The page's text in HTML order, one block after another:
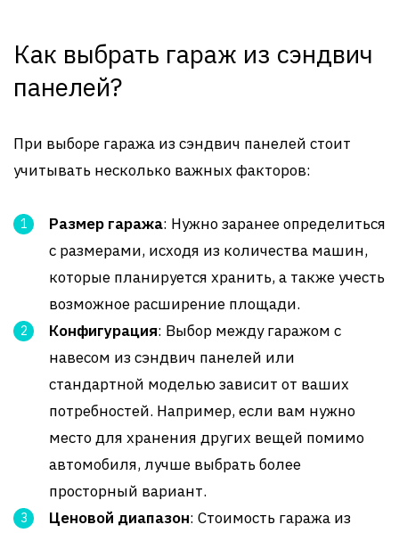
Как выбрать гараж из сэндвич
панелей?
При выборе гаража из сэндвич панелей стоит
учитывать несколько важных факторов:
Размер гаража: Нужно заранее определиться
с размерами, исходя из количества машин,
которые планируется хранить, а также учесть
возможное расширение площади.
Конфигурация: Выбор между гаражом с
навесом из сэндвич панелей или
стандартной моделью зависит от ваших
потребностей. Например, если вам нужно
место для хранения других вещей помимо
автомобиля, лучше выбрать более
просторный вариант.
Ценовой диапазон: Стоимость гаража из